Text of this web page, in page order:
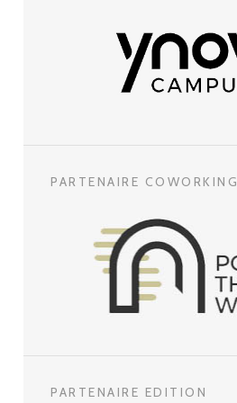
PARTENAIRE COWORKING
PARTENAIRE EDITION